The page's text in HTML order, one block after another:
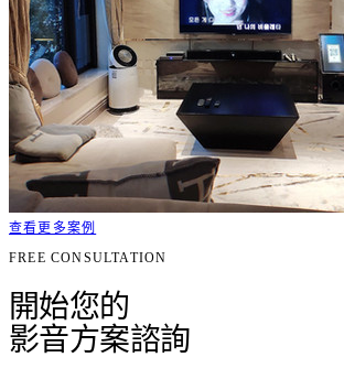
查看更多案例
FREE CONSULTATION
開始您的
影音方案諮詢